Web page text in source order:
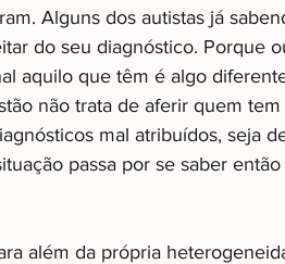
Alguns dos autistas já
do seu diagnóstico. Porque
aquilo que têm é algo
não trata de aferir quem
mal atribuídos, seja
passa por se saber
além da própria